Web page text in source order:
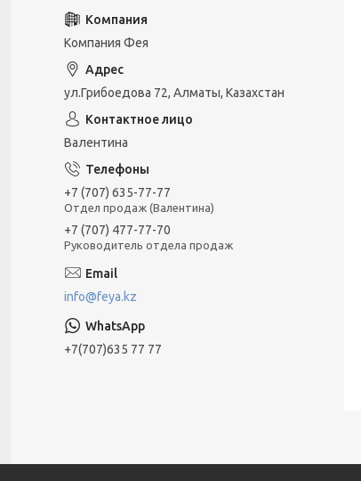
Компания Фея
ул.Грибоедова 72, Алматы, Казахстан
Валентина
+7 (707) 635-77-77
Отдел продаж (Валентина)
+7 (707) 477-77-70
Руководитель отдела продаж
info@feya.kz
+7(707)635 77 77